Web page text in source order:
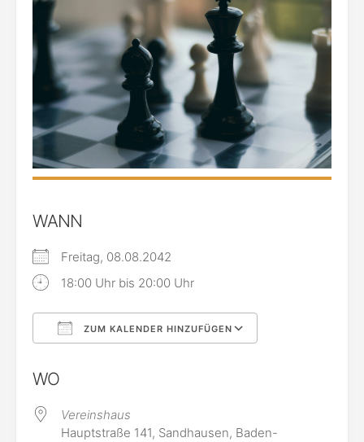
WANN
Freitag, 08.08.2042
18:00 Uhr bis 20:00 Uhr
ZUM KALENDER HINZUFÜGEN
WO
Vereinshaus
Hauptstraße 141, Sandhausen, Baden-